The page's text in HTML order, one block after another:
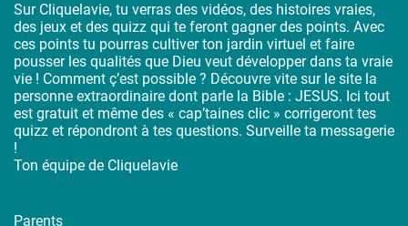
Sur Cliquelavie, tu verras des vidéos, des histoires vraies,
des jeux et des quizz qui te feront gagner des points. Avec
ces points tu pourras cultiver ton jardin virtuel et faire
pousser les qualités que Dieu veut développer dans ta vraie
vie ! Comment ç’est possible ? Découvre vite sur le site la
personne extraordinaire dont parle la Bible : JESUS. Ici tout
est gratuit et même des « cap’taines clic » corrigeront tes
quizz et répondront à tes questions. Surveille ta messagerie
!
Ton équipe de Cliquelavie
Parents